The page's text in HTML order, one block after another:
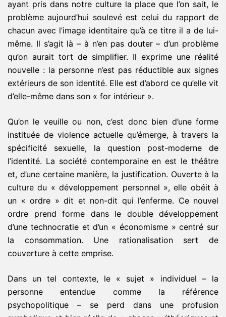
ayant pris dans notre culture la place que l’on sait, le
problème aujourd’hui soulevé est celui du rapport de
chacun avec l’image identitaire qu’à ce titre il a de lui-
même. Il s’agit là – à n’en pas douter – d’un problème
qu’on aurait tort de simplifier. Il exprime une réalité
nouvelle : la personne n’est pas réductible aux signes
extérieurs de son identité. Elle est d’abord ce qu’elle vit
d’elle-même dans son « for intérieur ».
Qu’on le veuille ou non, c’est donc bien d’une forme
instituée de violence actuelle qu’émerge, à travers la
spécificité sexuelle, la question post-moderne de
l’identité. La société contemporaine en est le théâtre
et, d’une certaine manière, la justification. Ouverte à la
culture du « développement personnel », elle obéit à
un « ordre » dit et non-dit qui l’enferme. Ce nouvel
ordre prend forme dans le double développement
d’une technocratie et d’un « économisme » centré sur
la consommation. Une rationalisation sert de
couverture à cette emprise.
Dans un tel contexte, le « sujet » individuel – la
personne entendue comme la référence
psychopolitique – se perd dans une profusion